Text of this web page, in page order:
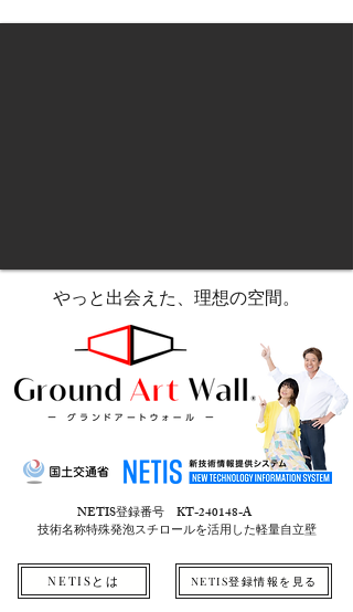
やっと出会えた、理想の空間。
NETIS登録番号 KT-240148-A
技術名称特殊発泡スチロールを活用した軽量自立壁
NETISとは NETIS登録情報を見る